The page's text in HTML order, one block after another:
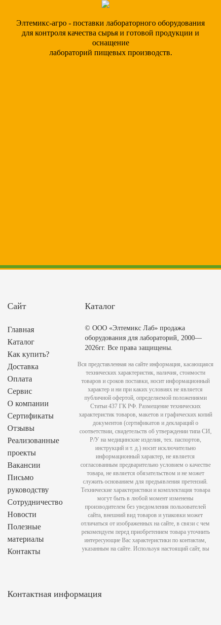
Элтемикс-агро - поставки лабораторного оборудования
для контроля качества сырья и готовой продукции и
оснащение
лабораторий пищевых производств.
Сайт
Главная
Каталог
Как купить?
Доставка
Оплата
Сервис
О компании
Сертификаты
Отзывы
Реализованные
проекты
Вакансии
Письмо
руководству
Сотрудничество
Новости
Полезные
материалы
Контакты
Каталог
Контактная информация
© ООО «Элтемикс Лаб» продажа
оборудования для лабораторий, 2000—
2026гг. Все права защищены.
Вся представленная на сайте информация, касающаяся
технических характеристик, наличия, стоимости
товаров и сроков поставки, носит информационный
характер и ни при каких условиях не является
публичной офертой, определяемой положениями
Статьи 437 ГК РФ. Размещение технических
характеристик товаров, макетов и графических копий
документов (сертификатов и деклараций о
соответствии, свидетельств об утверждении типа СИ,
Р/У на медицинские изделия, тех. паспортов,
инструкций и т. д.) носит исключительно
информационный характер, не является
согласованным предварительно условием о качестве
товара, не является обязательством и не может
служить основанием для предъявления претензий.
Технические характеристики и комплектация товара
могут быть в любой момент изменены
производителем без уведомления пользователей
сайта, внешний вид товаров и упаковки может
отличаться от изображенных на сайте, в связи с чем
рекомендуем перед приобретением товара уточнить
интересующие Вас характеристики по контактам,
указанным на сайте. Используя настоящий сайт, вы